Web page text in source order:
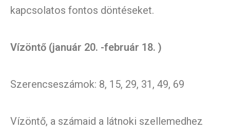
kapcsolatos fontos döntéseket.
Vízöntő (január 20. -február 18. )
Szerencseszámok: 8, 15, 29, 31, 49, 69
Vízöntő, a számaid a látnoki szellemedhez